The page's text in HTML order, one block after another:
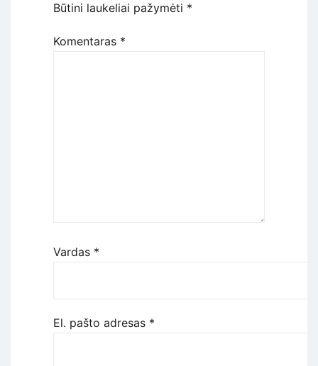
Būtini laukeliai pažymėti *
Komentaras *
Vardas *
El. pašto adresas *